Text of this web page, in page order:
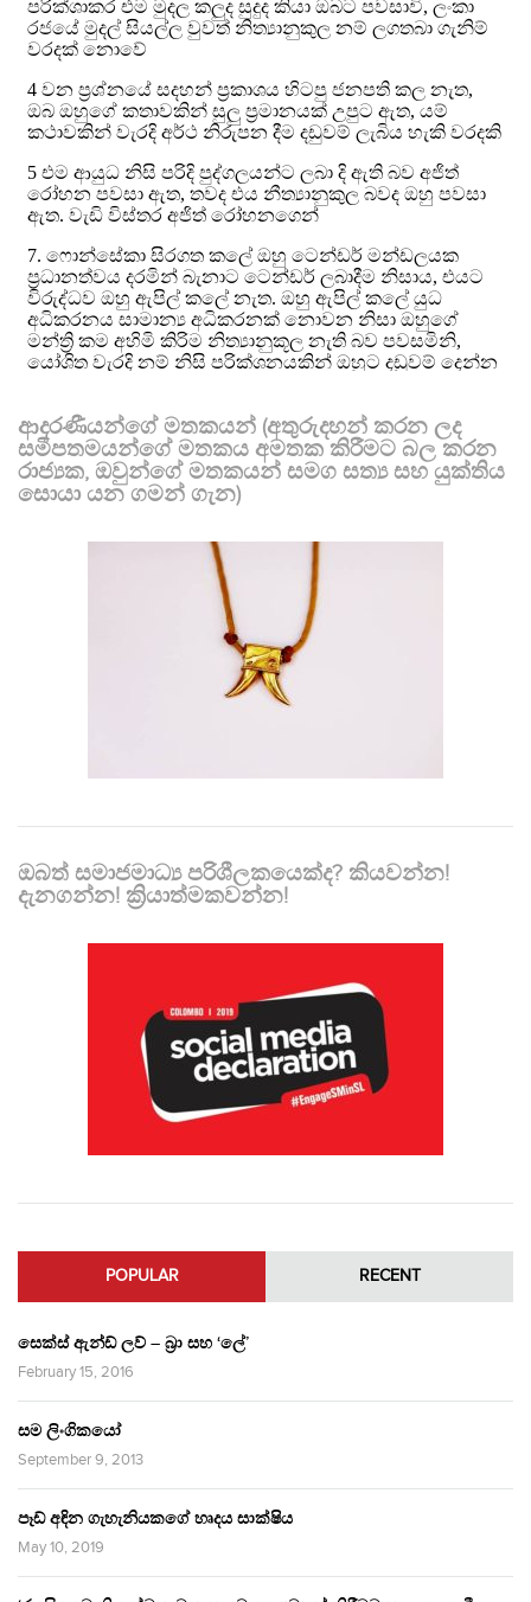
ආදරණීයන්ගේ මතකයන් (අතුරුදහන් කරන ලද
සමීපතමයන්ගේ මතකය අමතක කිරීමට බල කරන
රාජ්‍යක, ඔවුන්ගේ මතකයන් සමග සත්‍ය සහ යුක්තිය
සොයා යන ගමන් ගැන)
ඔබත් සමාජමාධ්‍ය පරිශීලකයෙක්ද? කියවන්න!
දැනගන්න! ක්‍රියාත්මකවන්න!
POPULAR RECENT
සෙක්ස් ඇන්ඩ් ලව් – බ්‍රා සහ ‘ලේ’
February 15, 2016
සම ලිංගිකයෝ
September 9, 2013
පෑඩ් අඳින ගැහැනියකගේ හෘදය සාක්ෂිය
May 10, 2019